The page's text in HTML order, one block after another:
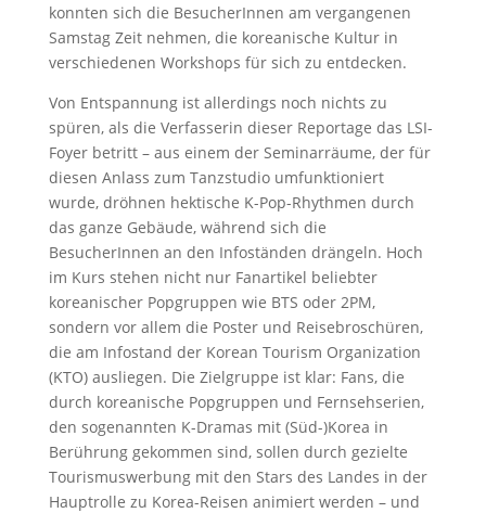
konnten sich die BesucherInnen am vergangenen
Samstag Zeit nehmen, die koreanische Kultur in
verschiedenen Workshops für sich zu entdecken.
Von Entspannung ist allerdings noch nichts zu
spüren, als die Verfasserin dieser Reportage das LSI-
Foyer betritt – aus einem der Seminarräume, der für
diesen Anlass zum Tanzstudio umfunktioniert
wurde, dröhnen hektische K-Pop-Rhythmen durch
das ganze Gebäude, während sich die
BesucherInnen an den Infoständen drängeln. Hoch
im Kurs stehen nicht nur Fanartikel beliebter
koreanischer Popgruppen wie BTS oder 2PM,
sondern vor allem die Poster und Reisebroschüren,
die am Infostand der Korean Tourism Organization
(KTO) ausliegen. Die Zielgruppe ist klar: Fans, die
durch koreanische Popgruppen und Fernsehserien,
den sogenannten K-Dramas mit (Süd-)Korea in
Berührung gekommen sind, sollen durch gezielte
Tourismuswerbung mit den Stars des Landes in der
Hauptrolle zu Korea-Reisen animiert werden – und